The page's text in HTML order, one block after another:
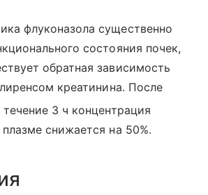
флуконазола существенно
состояния почек,
обратная зависимость
креатинина. После
3 ч концентрация
снижается на 50%.